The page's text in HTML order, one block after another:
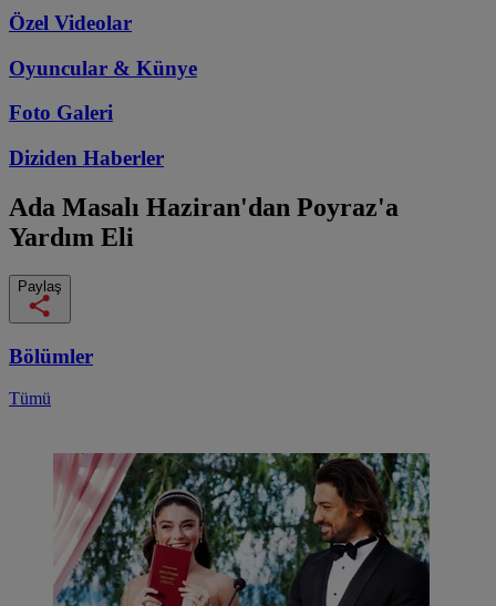
Özel Videolar
Oyuncular & Künye
Foto Galeri
Diziden Haberler
Ada Masalı Haziran'dan Poyraz'a
Yardım Eli
Paylaş
Bölümler
Tümü